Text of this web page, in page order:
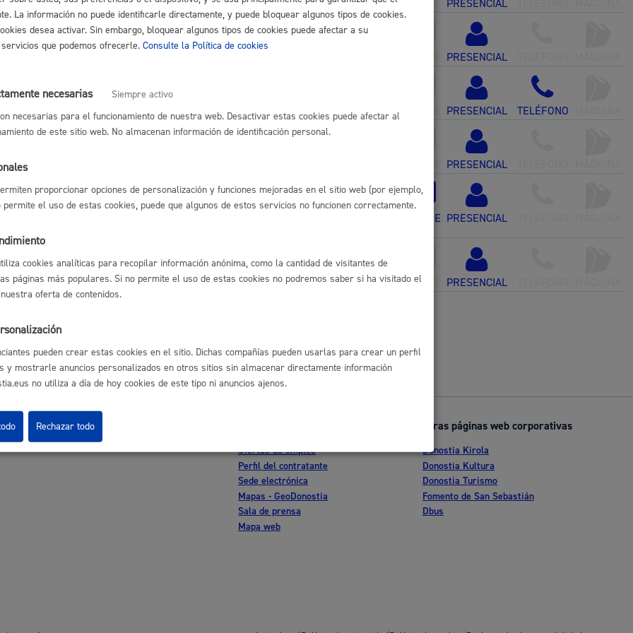
Espacio público, residuos y medioambiente
Euskera
Desarrollo económico y empleo
Igualdad, derechos humanos y convivencia
Cultura
Turismo
PRESENCIAL
psicosocial para personas con enfermedad mental crónica
PRESENCIAL
Apoyo a Personas Cuidadoras (Sendian)
PRESENCIAL TELÉFONO
de atención diurna para personas mayores (Goizaldiak)
PRESENCIAL
de estacionamiento para personas con discapacidad: nueva, renovación, robo
* Online con certificado electrónico ONLINE PRESENCIAL
personas adultas incapacitadas
ONLINE
PRESENCIAL
índice
Ofertas de empleo
Perfil del contratante
Sede electrónica
Mapas - GeoDonostia
Sala de prensa
Mapa web
Otras páginas web corporativas
Donostia Kirola
Donostia Kultura
Donostia Turismo
Fomento de San Sebastián
Dbus
La información no puede identificarle directamente, y puede bloquear algunos tipos de cookies.
desea activar. Sin embargo, bloquear algunos tipos de cookies puede afectar a su
que podemos ofrecerle. Consulte la Política de cookies
necesarias
Siempre activo
necesarias para el funcionamiento de nuestra web. Desactivar estas cookies puede afectar al
de este sitio web. No almacenan información de identificación personal.
proporcionar opciones de personalización y funciones mejoradas en el sitio web (por ejemplo,
permite el uso de estas cookies, puede que algunos de estos servicios no funcionen correctamente.
cookies analíticas para recopilar información anónima, como la cantidad de visitantes de
páginas más populares. Si no permite el uso de estas cookies no podremos saber si ha visitado el
oferta de contenidos.
pueden crear estas cookies en el sitio. Dichas compañías pueden usarlas para crear un perfil
y mostrarle anuncios personalizados en otros sitios sin almacenar directamente información
no utiliza a día de hoy cookies de este tipo ni anuncios ajenos.
Rechazar todo